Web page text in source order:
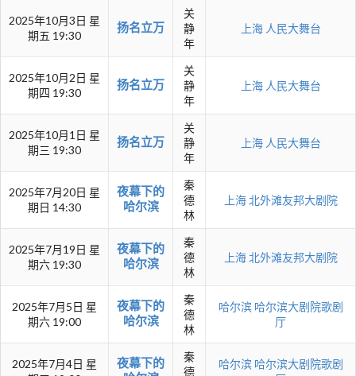
2025年10月3日 星
期五 19:30
扬名立万
关
静
年
上海 人民大舞台
2025年10月2日 星
期四 19:30
扬名立万
关
静
年
上海 人民大舞台
2025年10月1日 星
期三 19:30
扬名立万
关
静
年
上海 人民大舞台
2025年7月20日 星
期日 14:30
夜幕下的
哈尔滨
秦
德
林
上海 北外滩友邦大剧院
2025年7月19日 星
期六 19:30
夜幕下的
哈尔滨
秦
德
林
上海 北外滩友邦大剧院
2025年7月5日 星
期六 19:00
夜幕下的
哈尔滨
秦
德
林
哈尔滨 哈尔滨大剧院歌剧
厅
2025年7月4日 星
夜幕下的
秦
德
哈尔滨 哈尔滨大剧院歌剧